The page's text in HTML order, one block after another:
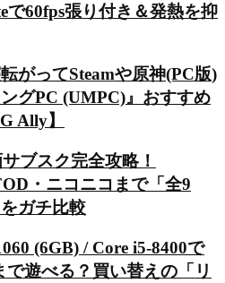
で60fps張り付き＆発熱を抑
がってSteamや原神(PC版)
グPC (UMPC)』おすすめ
Ally】
ブスク完全攻略！
・ニコニコまで「全9
ガチ比較
(6GB) / Core i5-8400で
遊べる？買い替えの「リ